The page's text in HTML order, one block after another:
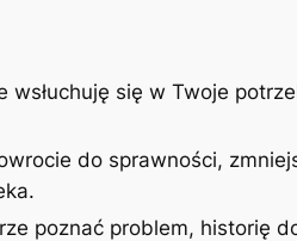
wsłuchuję się w Twoje
do sprawności,
poznać problem, historię